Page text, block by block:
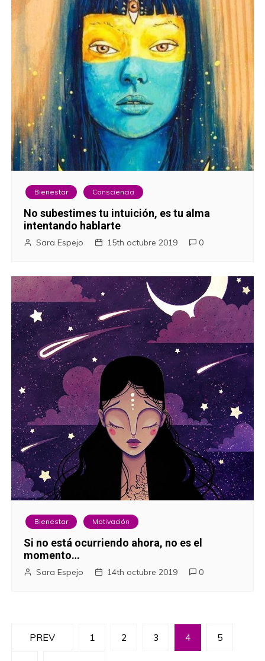
Bienestar Consciencia
No subestimes tu intuición, es tu alma
intentando hablarte
Sara Espejo 15th octubre 2019 0
Bienestar Motivación
Si no está ocurriendo ahora, no es el
momento…
Sara Espejo 14th octubre 2019 0
PREV 1 2 3 4 5